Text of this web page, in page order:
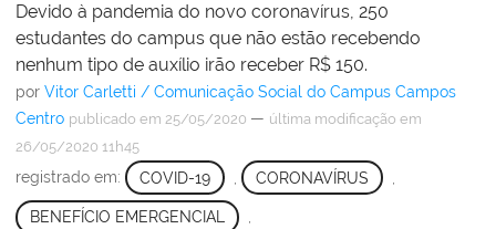
Devido à pandemia do novo coronavírus, 250
estudantes do campus que não estão recebendo
nenhum tipo de auxílio irão receber R$ 150.
por Vitor Carletti / Comunicação Social do Campus Campos
Centro publicado em 25/05/2020 — última modificação em
26/05/2020 11h45
registrado em: COVID-19 CORONAVÍRUS
BENEFÍCIO EMERGENCIAL ,